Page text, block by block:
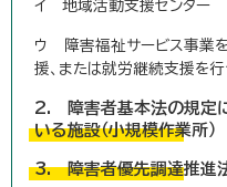
イ 地域活動支援センター
ウ 障害福祉サービス事業
援、または就労継続支援を行
2. 障害者基本法の規定
いる施設（小規模作業所）
3. 障害者優先調達推進